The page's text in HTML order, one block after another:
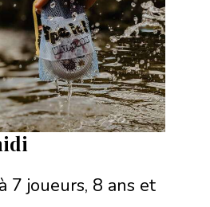
7 joueurs, 8 ans et